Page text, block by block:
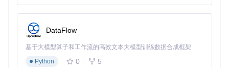
常见问题与解决方案
Q: 如何在不同设备上保持一致的布局体验？
A: 采用移动优先的设计思路，使用相对单位（rem、em、%）
而非固定像素，结合媒体查询和弹性布局，确保在各种屏幕尺
寸下的可用性。
Q: 如何优化表单验证的用户体验？
DataFlow
基于大模型算子和工作流的高效文本大模型训练数据合成框架
Python
0 5